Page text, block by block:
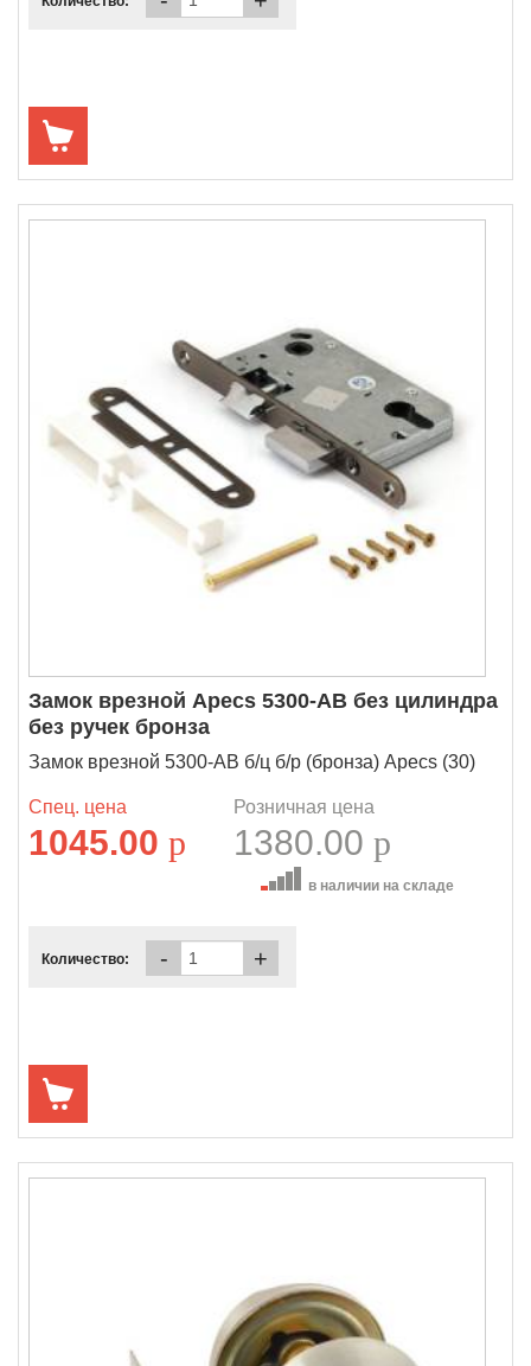
Замок врезной Apecs 5300-АВ без цилиндра
без ручек бронза
Замок врезной 5300-АВ б/ц б/р (бронза) Apecs (30)
Спец. цена
1045.00 p
Розничная цена
1380.00 p
в наличии на складе
Количество: - +